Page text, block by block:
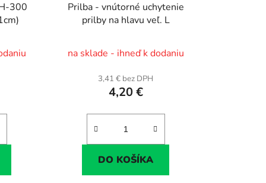
300
Prilba - vnútorné uchytenie
prilby na hlavu veľ. L
na sklade - ihneď k dodaniu
3,41 € bez DPH
4,20 €
DO KOŠÍKA